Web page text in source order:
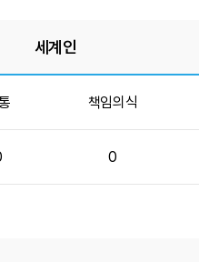
세계인
책임의식
0